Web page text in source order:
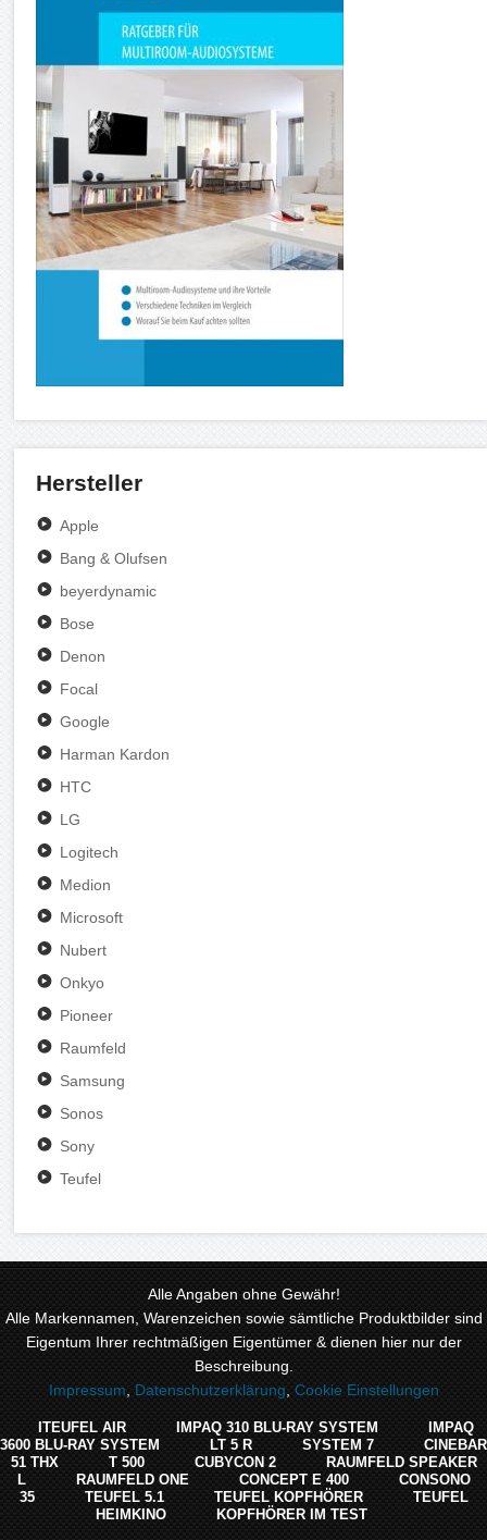
Hersteller
Apple
Bang & Olufsen
beyerdynamic
Bose
Denon
Focal
Google
Harman Kardon
HTC
LG
Logitech
Medion
Microsoft
Nubert
Onkyo
Pioneer
Raumfeld
Samsung
Sonos
Sony
Teufel
Alle Angaben ohne Gewähr!
Alle Markennamen, Warenzeichen sowie sämtliche Produktbilder sind
Eigentum Ihrer rechtmäßigen Eigentümer & dienen hier nur der
Beschreibung.
Impressum
Datenschutzerklärung Cookie Einstellungen
ITEUFEL AIR IMPAQ 310 BLU-RAY SYSTEM
IMPAQ
3600 BLU-RAY SYSTEM
LT 5 R SYSTEM 7
CINEBAR
51 THX
T 500 CUBYCON 2
RAUMFELD SPEAKER
L
RAUMFELD ONE CONCEPT E 400
CONSONO
35
TEUFEL 5.1 TEUFEL KOPFHÖRER
TEUFEL
HEIMKINO
KOPFHÖRER IM TEST